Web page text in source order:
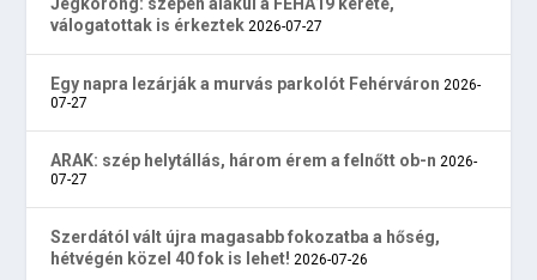
válogatottak is érkeztek 2026-07-27
Egy napra lezárják a murvás parkolót Fehérváron 2026-
07-27
ARAK: szép helytállás, három érem a felnőtt ob-n 2026-
07-27
Szerdától vált újra magasabb fokozatba a hőség,
hétvégén közel 40 fok is lehet! 2026-07-26